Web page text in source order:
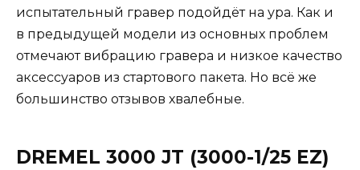
испытательный гравер подойдёт на ура. Как и
в предыдущей модели из основных проблем
отмечают вибрацию гравера и низкое качество
аксессуаров из стартового пакета. Но всё же
большинство отзывов хвалебные.
DREMEL 3000 JT (3000-1/25 EZ)